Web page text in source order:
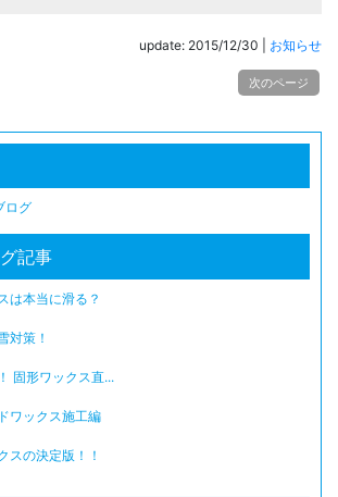
update: 2015/12/30 お知らせ
次のページ
ログ
記事
は本当に滑る？
対策！
固形ワックス直...
ワックス施工編
スの決定版！！